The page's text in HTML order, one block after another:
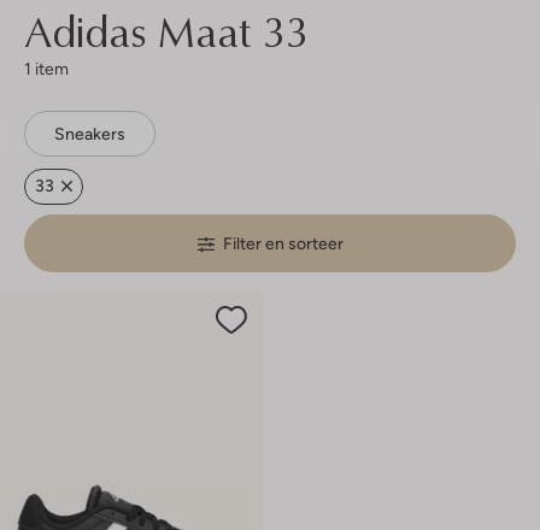
Adidas Maat 33
1 item
Sneakers
33
Filter en sorteer